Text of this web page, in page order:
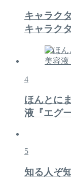
キャラク
キャラク
4
ほんとに
液『エグ
5
知る人ぞ